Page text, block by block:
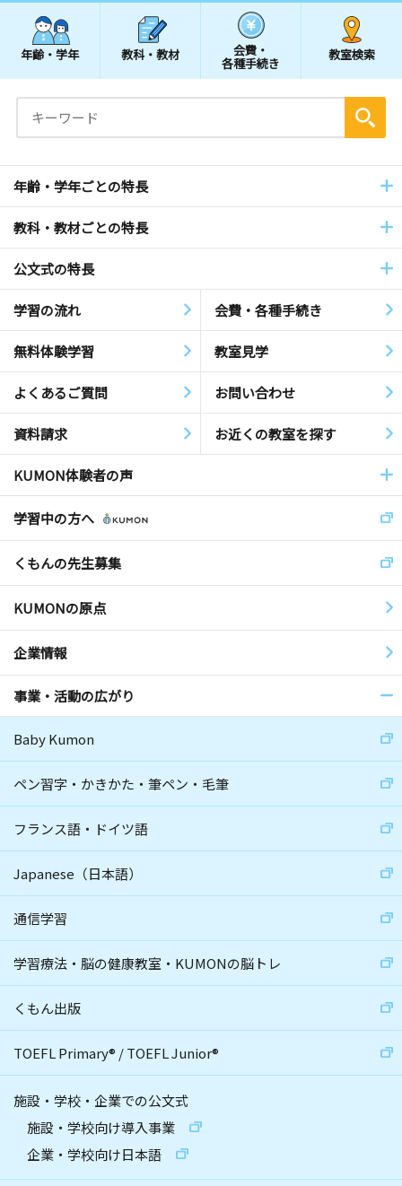
年齢・学年 教科・教材 会費・
各種手続き
教室検索
年齢・学年ごとの特長
教科・教材ごとの特長
公文式の特長
学習の流れ 会費・各種手続き
無料体験学習 教室見学
よくあるご質問 お問い合わせ
資料請求 お近くの教室を探す
KUMON体験者の声
学習中の方へ
くもんの先生募集
KUMONの原点
企業情報
事業・活動の広がり
Baby Kumon
ペン習字・かきかた・筆ペン・毛筆
フランス語・ドイツ語
Japanese（日本語）
通信学習
学習療法・脳の健康教室・KUMONの脳トレ
くもん出版
TOEFL Primary® /TOEFL Junior®
施設・学校・企業での公文式
施設・学校向け導入事業
企業・学校向け日本語